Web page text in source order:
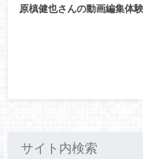
原槙健也さんの動画編集体